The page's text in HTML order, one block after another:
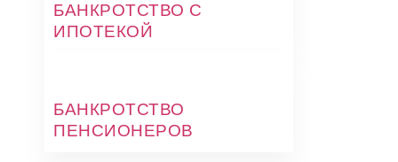
БАНКРОТСТВО С
ИПОТЕКОЙ
БАНКРОТСТВО
ПЕНСИОНЕРОВ